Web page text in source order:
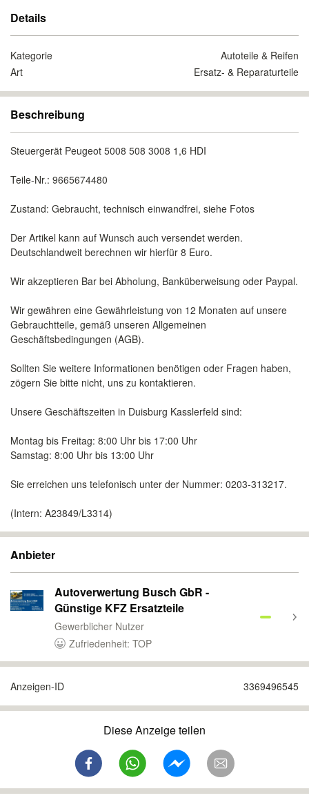
Details
Kategorie
Autoteile & Reifen
Art
Ersatz- & Reparaturteile
Beschreibung
Steuergerät Peugeot 5008 508 3008 1,6 HDI
Teile-Nr.: 9665674480
Zustand: Gebraucht, technisch einwandfrei, siehe Fotos
Der Artikel kann auf Wunsch auch versendet werden.
Deutschlandweit berechnen wir hierfür 8 Euro.
Wir akzeptieren Bar bei Abholung, Banküberweisung oder Paypal.
Wir gewähren eine Gewährleistung von 12 Monaten auf unsere
Gebrauchtteile, gemäß unseren Allgemeinen
Geschäftsbedingungen (AGB).
Sollten Sie weitere Informationen benötigen oder Fragen haben,
zögern Sie bitte nicht, uns zu kontaktieren.
Unsere Geschäftszeiten in Duisburg Kasslerfeld sind:
Montag bis Freitag: 8:00 Uhr bis 17:00 Uhr
Samstag: 8:00 Uhr bis 13:00 Uhr
Sie erreichen uns telefonisch unter der Nummer: 0203-313217.
(Intern: A23849/L3314)
Anbieter
Autoverwertung Busch GbR -
Günstige KFZ Ersatzteile
Gewerblicher Nutzer
Zufriedenheit: TOP
Anzeigen-ID 3369496545
Diese Anzeige teilen